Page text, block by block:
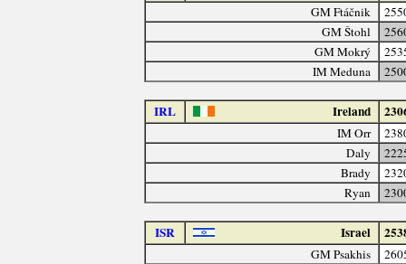
GM Ftáčnik
GM Štohl
GM Mokrý
IM Meduna
IRL Ireland
IM Orr
Daly
Brady
Ryan
ISR Israel
GM Psakhis